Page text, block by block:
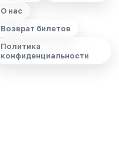
О нас
Возврат билетов
Политика
конфиденциальности